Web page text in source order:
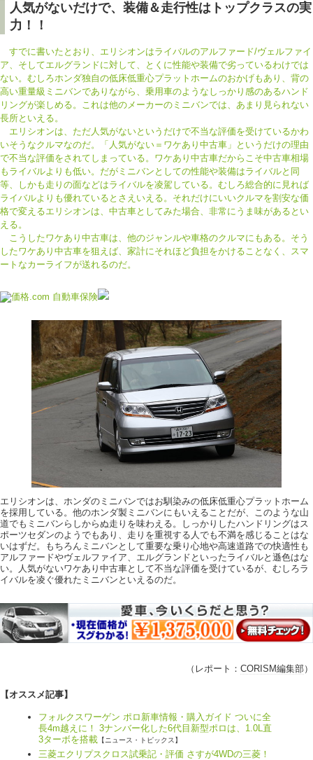
人気がないだけで、装備＆走行性はトップクラスの実
力！！
すでに書いたとおり、エリシオンはライバルのアルファード/ヴェルファイ
ア、そしてエルグランドに対して、とくに性能や装備で劣っているわけでは
ない。むしろホンダ独自の低床低重心プラットホームのおかげもあり、背の
高い重量級ミニバンでありながら、乗用車のようなしっかり感のあるハンド
リングが楽しめる。これは他のメーカーのミニバンでは、あまり見られない
長所といえる。
エリシオンは、ただ人気がないというだけで不当な評価を受けているかわ
いそうなクルマなのだ。「人気がない＝ワケあり中古車」というだけの理由
で不当な評価をされてしまっている。ワケあり中古車だからこそ中古車相場
もライバルよりも低い。だがミニバンとしての性能や装備はライバルと同
等、しかも走りの面などはライバルを凌駕している。むしろ総合的に見れば
ライバルよりも優れているとさえいえる。それだけにいいクルマを割安な価
格で変えるエリシオンは、中古車としてみた場合、非常にうま味があるとい
える。
こうしたワケあり中古車は、他のジャンルや車格のクルマにもある。そう
したワケあり中古車を狙えば、家計にそれほど負担をかけることなく、スマ
ートなカーライフが送れるのだ。
エリシオンは、ホンダのミニバンではお馴染みの低床低重心プラットホーム
を採用している。他のホンダ製ミニバンにもいえることだが、このような山
道でもミニバンらしからぬ走りを味わえる。しっかりしたハンドリングはス
ポーツセダンのようでもあり、走りを重視する人でも不満を感じることはな
いはずだ。もちろんミニバンとして重要な乗り心地や高速道路での快適性も
アルファードやヴェルファイア、エルグランドといったライバルと遜色はな
い。人気がないワケあり中古車として不当な評価を受けているが、むしろラ
イバルを凌ぐ優れたミニバンといえるのだ。
（レポート： CORISM編集部）
【オススメ記事】
フォルクスワーゲン ポロ新車情報・購入ガイド ついに全
長4m越えに！ 3ナンバー化した6代目新型ポロは、1.0L直
3ターボを搭載 【ニュース・トピックス】
三菱エクリプスクロス試乗記・評価 さすが4WDの三菱！